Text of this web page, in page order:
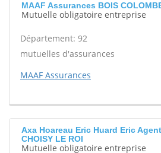
MAAF Assurances BOIS
Mutuelle obligatoire entreprise
Département: 92
mutuelles d'assurances
MAAF Assurances
Axa Hoareau Eric Huard Eric
CHOISY LE ROI
Mutuelle obligatoire entreprise